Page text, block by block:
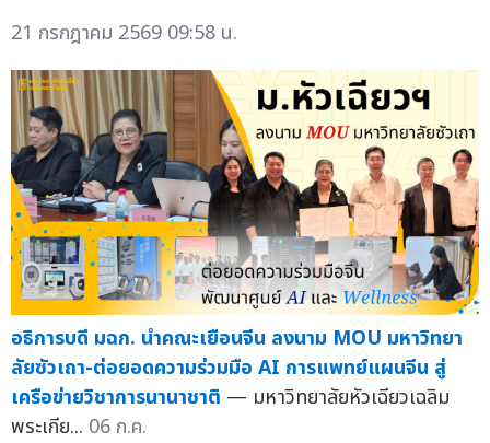
21 กรกฎาคม 2569 09:58 น.
อธิการบดี มฉก. นำคณะเยือนจีน ลงนาม MOU มหาวิทยา
ลัยซัวเถา-ต่อยอดความร่วมมือ AI การแพทย์แผนจีน สู่
เครือข่ายวิชาการนานาชาติ — มหาวิทยาลัยหัวเฉียวเฉลิม
พระเกีย... 06 ก.ค.